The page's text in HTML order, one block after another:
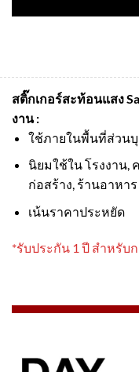
สติ๊กเกอร์สะท้อนแสง
งาน :
ใช้ภายในพื้นที่ส่วน
นิยมใช้ใน โรงงาน,
ก่อสร้าง, ร้านอาหาร
เน้นราคาประหยัด
*รับประกัน 1 ปี สำหรับ